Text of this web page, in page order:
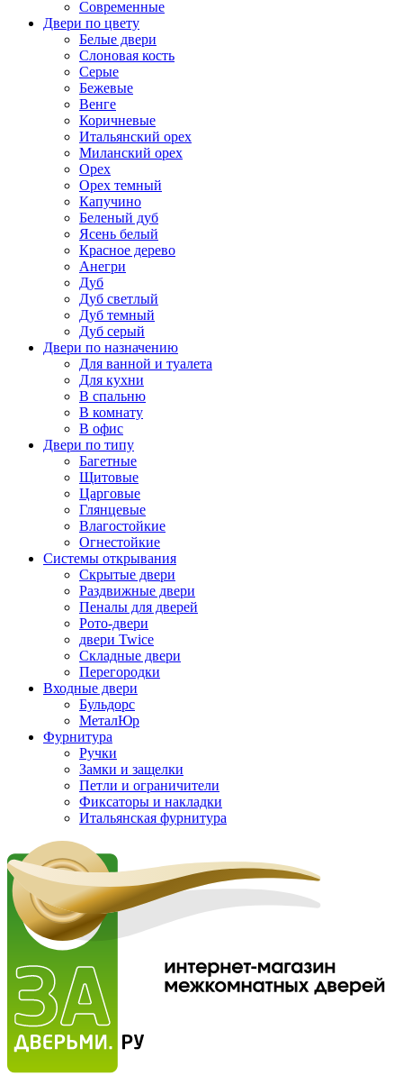
Современные
Двери по цвету
Белые двери
Слоновая кость
Серые
Бежевые
Венге
Коричневые
Итальянский орех
Миланский орех
Орех
Орех темный
Капучино
Беленый дуб
Ясень белый
Красное дерево
Анегри
Дуб
Дуб светлый
Дуб темный
Дуб серый
Двери по назначению
Для ванной и туалета
Для кухни
В спальню
В комнату
В офис
Двери по типу
Багетные
Щитовые
Царговые
Глянцевые
Влагостойкие
Огнестойкие
Системы открывания
Скрытые двери
Раздвижные двери
Пеналы для дверей
Рото-двери
двери Twice
Складные двери
Перегородки
Входные двери
Бульдорс
МеталЮр
Фурнитура
Ручки
Замки и защелки
Петли и ограничители
Фиксаторы и накладки
Итальянская фурнитура